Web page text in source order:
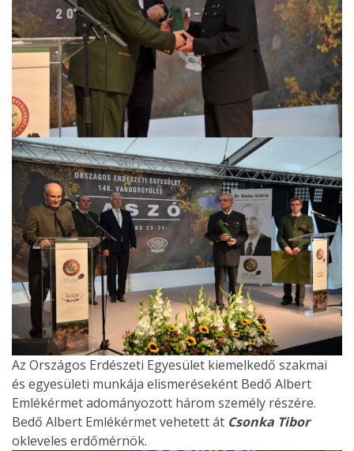
Az Országos Erdészeti Egyesület kiemelkedő szakmai
és egyesületi munkája elismeréseként Bedő Albert
Emlékérmet adományozott három személy részére.
Bedő Albert Emlékérmet vehetett át Csonka Tibor
okleveles erdőmérnök.